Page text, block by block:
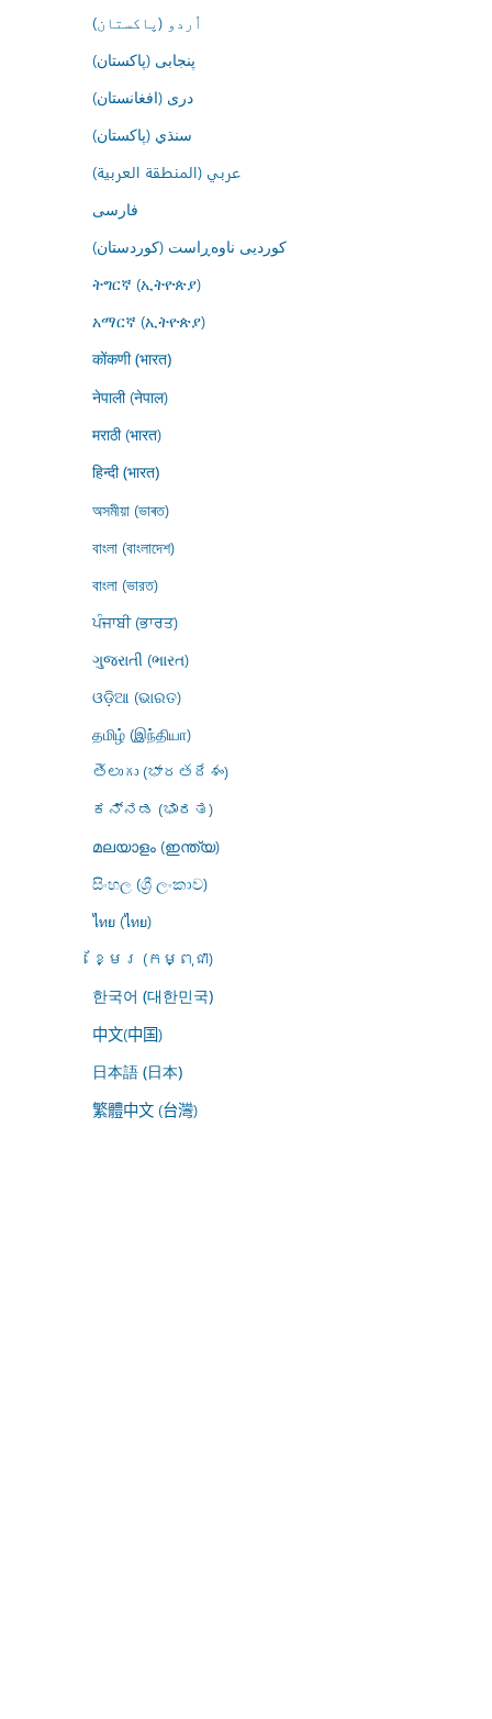
اُردو (پاکستان)
پنجابی (پاکستان)
درى (افغانستان)
سنڌي (پاکستان)
عربي (المنطقة العربية)
فارسى
کوردیی ناوەڕاست (کوردستان)
ትግርኛ (ኢትዮጵያ)
አማርኛ (ኢትዮጵያ)
कोंकणी (भारत)
नेपाली (नेपाल)
मराठी (भारत)
हिन्दी (भारत)
অসমীয়া (ভাৰত)
বাংলা (বাংলাদেশ)
বাংলা (ভারত)
ਪੰਜਾਬੀ (ਭਾਰਤ)
ગુજરાતી (ભારત)
ଓଡ଼ିଆ (ଭାରତ)
தமிழ் (இந்தியா)
తెలుగు (భారతదేశం)
ಕನ್ನಡ (ಭಾರತ)
മലയാളം (ഇന്ത്യ)
සිංහල (ශ්‍රී ලංකාව)
ไทย (ไทย)
ខ្មែរ (កម្ពុជា)
한국어 (대한민국)
中文(中国)
日本語 (日本)
繁體中文 (台灣)